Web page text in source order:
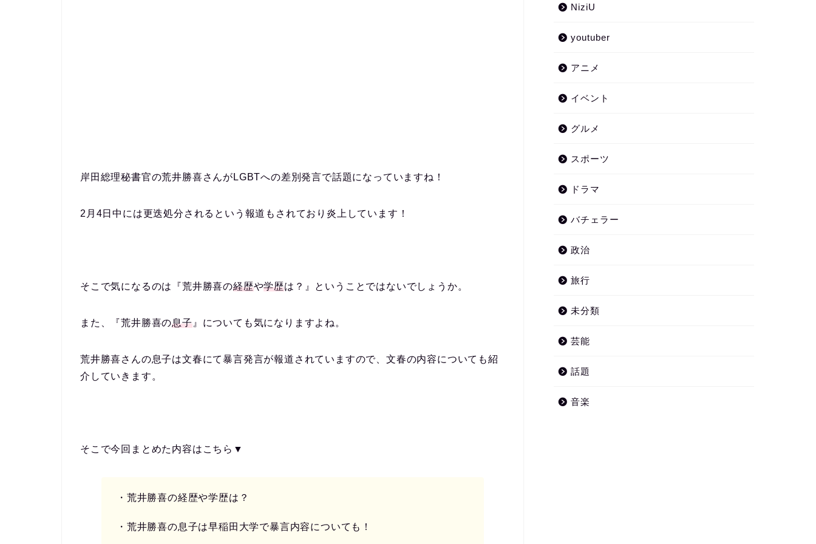
岸田総理秘書官の荒井勝喜さんがLGBTへの差別発言で話題になっていますね！
2月4日中には更迭処分されるという報道もされており炎上しています！
そこで気になるのは『荒井勝喜の経歴や学歴は？ 』ということではないでしょうか。
また、『荒井勝喜の息子』についても気になりますよね。
荒井勝喜さんの息子は文春にて暴言発言が報道されていますので、文春の内容についても紹
介していきます。
そこで今回まとめた内容はこちら▼
・荒井勝喜の経歴や学歴は？
・荒井勝喜の息子は早稲田大学で暴言内容についても！
NiziU
youtuber
アニメ
イベント
グルメ
スポーツ
ドラマ
バチェラー
政治
旅行
未分類
芸能
話題
音楽